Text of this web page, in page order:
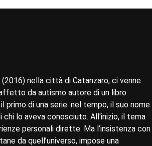
nella città di Catanzaro, ci venne
da autismo autore di un libro
di una serie: nel tempo, il suo nome
lo aveva conosciuto. All'inizio, il tema
personali dirette. Ma l’insistenza con
da quell’universo, impose una